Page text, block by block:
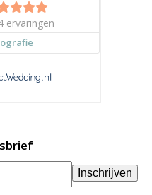
(Vereist)
Inschrijven